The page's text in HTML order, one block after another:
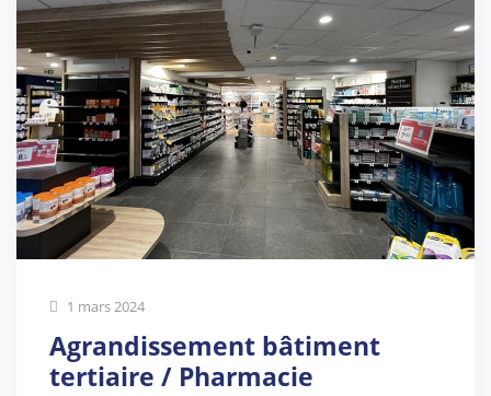
1 mars 2024
Agrandissement bâtiment
tertiaire / Pharmacie